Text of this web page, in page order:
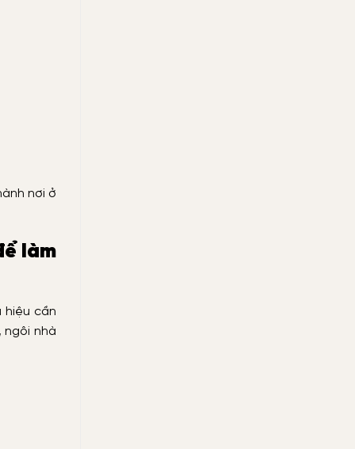
nơi ở
làm
hiệu cần
ngôi nhà